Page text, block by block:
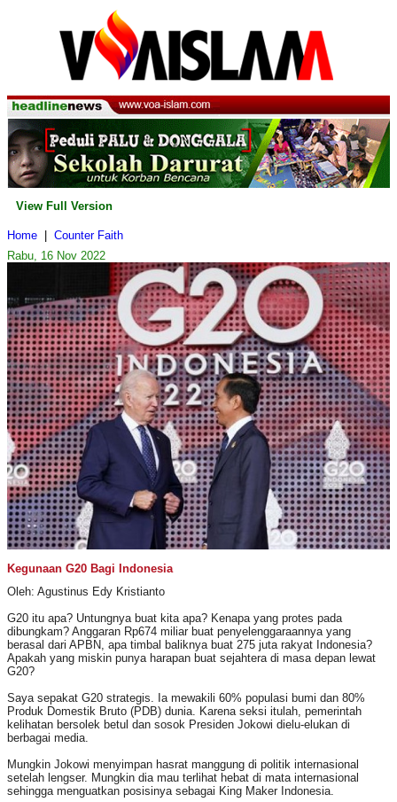
View Full Version
Home
Counter Faith
Rabu, 16 Nov 2022
Kegunaan G20 Bagi Indonesia
Oleh: Agustinus Edy Kristianto
G20 itu apa? Untungnya buat kita apa? Kenapa yang protes pada
dibungkam? Anggaran Rp674 miliar buat penyelenggaraannya yang
berasal dari APBN, apa timbal baliknya buat 275 juta rakyat Indonesia?
Apakah yang miskin punya harapan buat sejahtera di masa depan lewat
G20?
Saya sepakat G20 strategis. Ia mewakili 60% populasi bumi dan 80%
Produk Domestik Bruto (PDB) dunia. Karena seksi itulah, pemerintah
kelihatan bersolek betul dan sosok Presiden Jokowi dielu-elukan di
berbagai media.
Mungkin Jokowi menyimpan hasrat manggung di politik internasional
setelah lengser. Mungkin dia mau terlihat hebat di mata internasional
sehingga menguatkan posisinya sebagai King Maker Indonesia.